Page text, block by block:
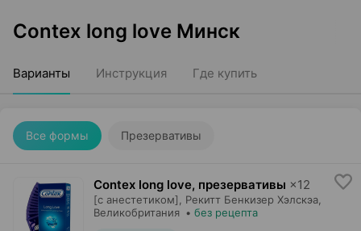
Contex long love Минск
Варианты Инструкция Где купить
Все формы Презервативы
Contex long love, презервативы ×12
[с анестетиком], Рекитт Бенкизер Хэлскэа
Великобритания • без рецепта